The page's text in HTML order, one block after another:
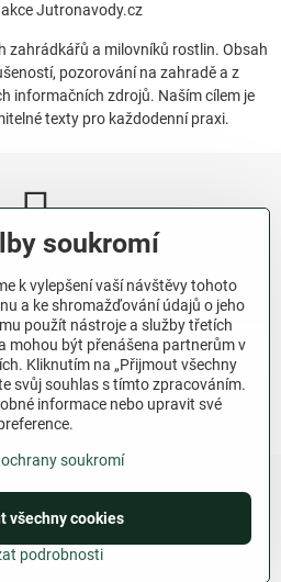
Jutronavody.cz
zahrádkářů a milovníků rostlin. Obsah
pozorování na zahradě a z
informačních zdrojů. Naším cílem je
texty pro každodenní praxi.
naše novinky:
Odebírat
novinek e-mailem.
soukromíZásady ochrany soukromí
ByznysWeb.cz
soukromí
k vylepšení vaší návštěvy tohoto
a ke shromažďování údajů o jeho
použít nástroje a služby třetích
mohou být přenášena partnerům v
Kliknutím na „Přijmout všechny
svůj souhlas s tímto zpracováním.
informace nebo upravit své
soukromí
podrobnosti
všechny cookies